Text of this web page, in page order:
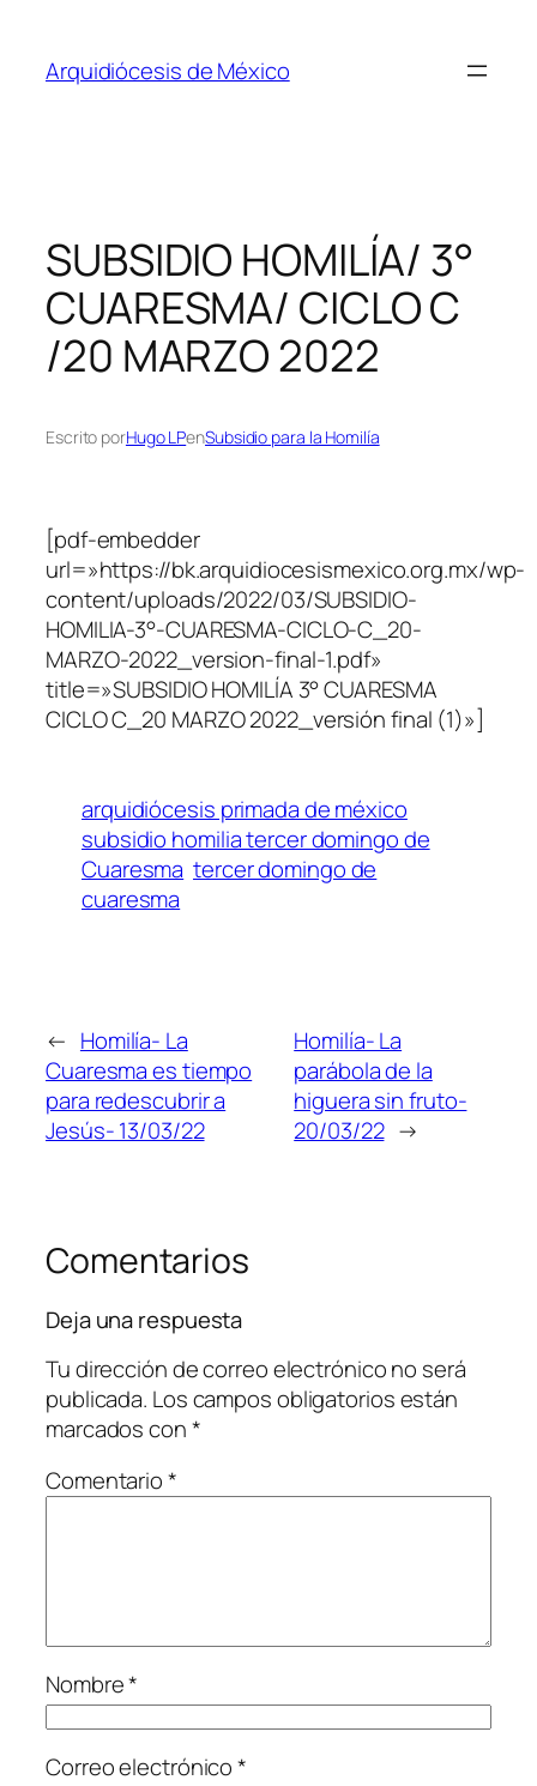
contenido
Arquidiócesis de México
SUBSIDIO HOMILÍA/ 3°
CUARESMA/ CICLO C
/20 MARZO 2022
Escrito porHugo LPenSubsidio para la Homilía
[pdf-embedder
url=»https://bk.arquidiocesismexico.org.mx/wp-
content/uploads/2022/03/SUBSIDIO-
HOMILIA-3°-CUARESMA-CICLO-C_20-
MARZO-2022_version-final-1.pdf»
title=»SUBSIDIO HOMILÍA 3° CUARESMA
CICLO C_20 MARZO 2022_versión final (1)»]
arquidiócesis primada de méxico
subsidio homilia tercer domingo de
Cuaresma tercer domingo de
cuaresma
← Homilía- La
Cuaresma es tiempo
para redescubrir a
Jesús- 13/03/22
Homilía- La
parábola de la
higuera sin fruto-
20/03/22 →
Comentarios
Deja una respuesta
Tu dirección de correo electrónico no será
publicada. Los campos obligatorios están
marcados con*
Comentario*
Nombre*
Correo electrónico*